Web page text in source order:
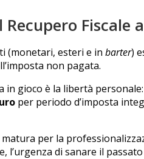
Recupero Fiscale
(monetari, esteri e in barter)
non pagata.
in gioco è la libertà
per periodo d’imposta
per la
l’urgenza di sanare il